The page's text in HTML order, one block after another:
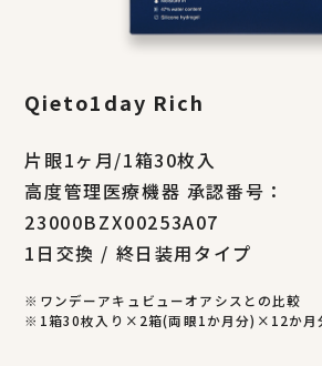
Qieto1day Rich
片眼1ヶ月/1箱30枚入
高度管理医療機器 承認番号：
23000BZX00253A07
1日交換 / 終日装用タイプ
※ワンデーアキュビューオアシスとの比較
※1箱30枚入り×2箱(両眼1か月分)×12か月